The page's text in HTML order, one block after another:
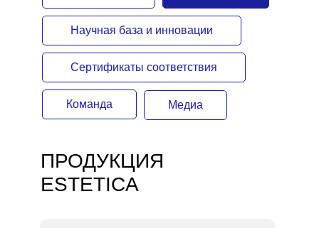
О компании
Научная база и инновации
Команда Медиа
Сертификаты соответствия
ПРОДУКЦИЯ
ESTETICA